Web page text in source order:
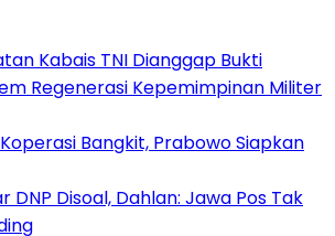
Kabais TNI Dianggap Bukti
Regenerasi Kepemimpinan Militer
Bangkit, Prabowo Siapkan
DNP Disoal, Dahlan: Jawa Pos Tak